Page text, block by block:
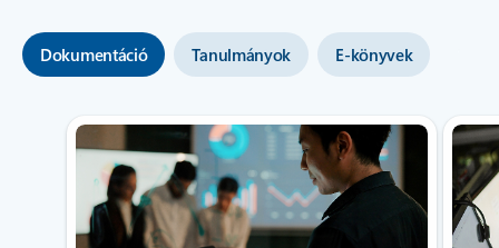
Dokumentáció Tanulmányok E-könyvek
1/3. dia megjelenítése